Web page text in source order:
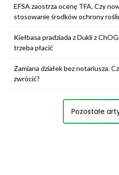
EFSA zaostrza ocenę TFA. Czy
stosowanie środków ochrony
Kiełbasa pradziada z Dukli z
trzeba płacić
Zamiana działek bez notariusza.
zwrócić?
Pozostałe